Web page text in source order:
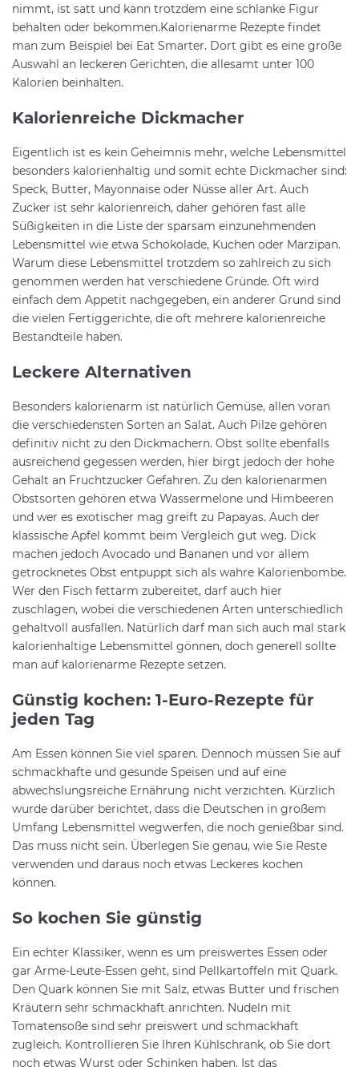
nimmt, ist satt und kann trotzdem eine schlanke Figur
behalten oder bekommen.Kalorienarme Rezepte findet
man zum Beispiel bei Eat Smarter. Dort gibt es eine große
Auswahl an leckeren Gerichten, die allesamt unter 100
Kalorien beinhalten.
Kalorienreiche Dickmacher
Eigentlich ist es kein Geheimnis mehr, welche Lebensmittel
besonders kalorienhaltig und somit echte Dickmacher sind:
Speck, Butter, Mayonnaise oder Nüsse aller Art. Auch
Zucker ist sehr kalorienreich, daher gehören fast alle
Süßigkeiten in die Liste der sparsam einzunehmenden
Lebensmittel wie etwa Schokolade, Kuchen oder Marzipan.
Warum diese Lebensmittel trotzdem so zahlreich zu sich
genommen werden hat verschiedene Gründe. Oft wird
einfach dem Appetit nachgegeben, ein anderer Grund sind
die vielen Fertiggerichte, die oft mehrere kalorienreiche
Bestandteile haben.
Leckere Alternativen
Besonders kalorienarm ist natürlich Gemüse, allen voran
die verschiedensten Sorten an Salat. Auch Pilze gehören
definitiv nicht zu den Dickmachern. Obst sollte ebenfalls
ausreichend gegessen werden, hier birgt jedoch der hohe
Gehalt an Fruchtzucker Gefahren. Zu den kalorienarmen
Obstsorten gehören etwa Wassermelone und Himbeeren
und wer es exotischer mag greift zu Papayas. Auch der
klassische Apfel kommt beim Vergleich gut weg. Dick
machen jedoch Avocado und Bananen und vor allem
getrocknetes Obst entpuppt sich als wahre Kalorienbombe.
Wer den Fisch fettarm zubereitet, darf auch hier
zuschlagen, wobei die verschiedenen Arten unterschiedlich
gehaltvoll ausfallen. Natürlich darf man sich auch mal stark
kalorienhaltige Lebensmittel gönnen, doch generell sollte
man auf kalorienarme Rezepte setzen.
Günstig kochen: 1-Euro-Rezepte für
jeden Tag
Am Essen können Sie viel sparen. Dennoch müssen Sie auf
schmackhafte und gesunde Speisen und auf eine
abwechslungsreiche Ernährung nicht verzichten. Kürzlich
wurde darüber berichtet, dass die Deutschen in großem
Umfang Lebensmittel wegwerfen, die noch genießbar sind.
Das muss nicht sein. Überlegen Sie genau, wie Sie Reste
verwenden und daraus noch etwas Leckeres kochen
können.
So kochen Sie günstig
Ein echter Klassiker, wenn es um preiswertes Essen oder
gar Arme-Leute-Essen geht, sind Pellkartoffeln mit Quark.
Den Quark können Sie mit Salz, etwas Butter und frischen
Kräutern sehr schmackhaft anrichten. Nudeln mit
Tomatensoße sind sehr preiswert und schmackhaft
zugleich. Kontrollieren Sie Ihren Kühlschrank, ob Sie dort
noch etwas Wurst oder Schinken haben. Ist das